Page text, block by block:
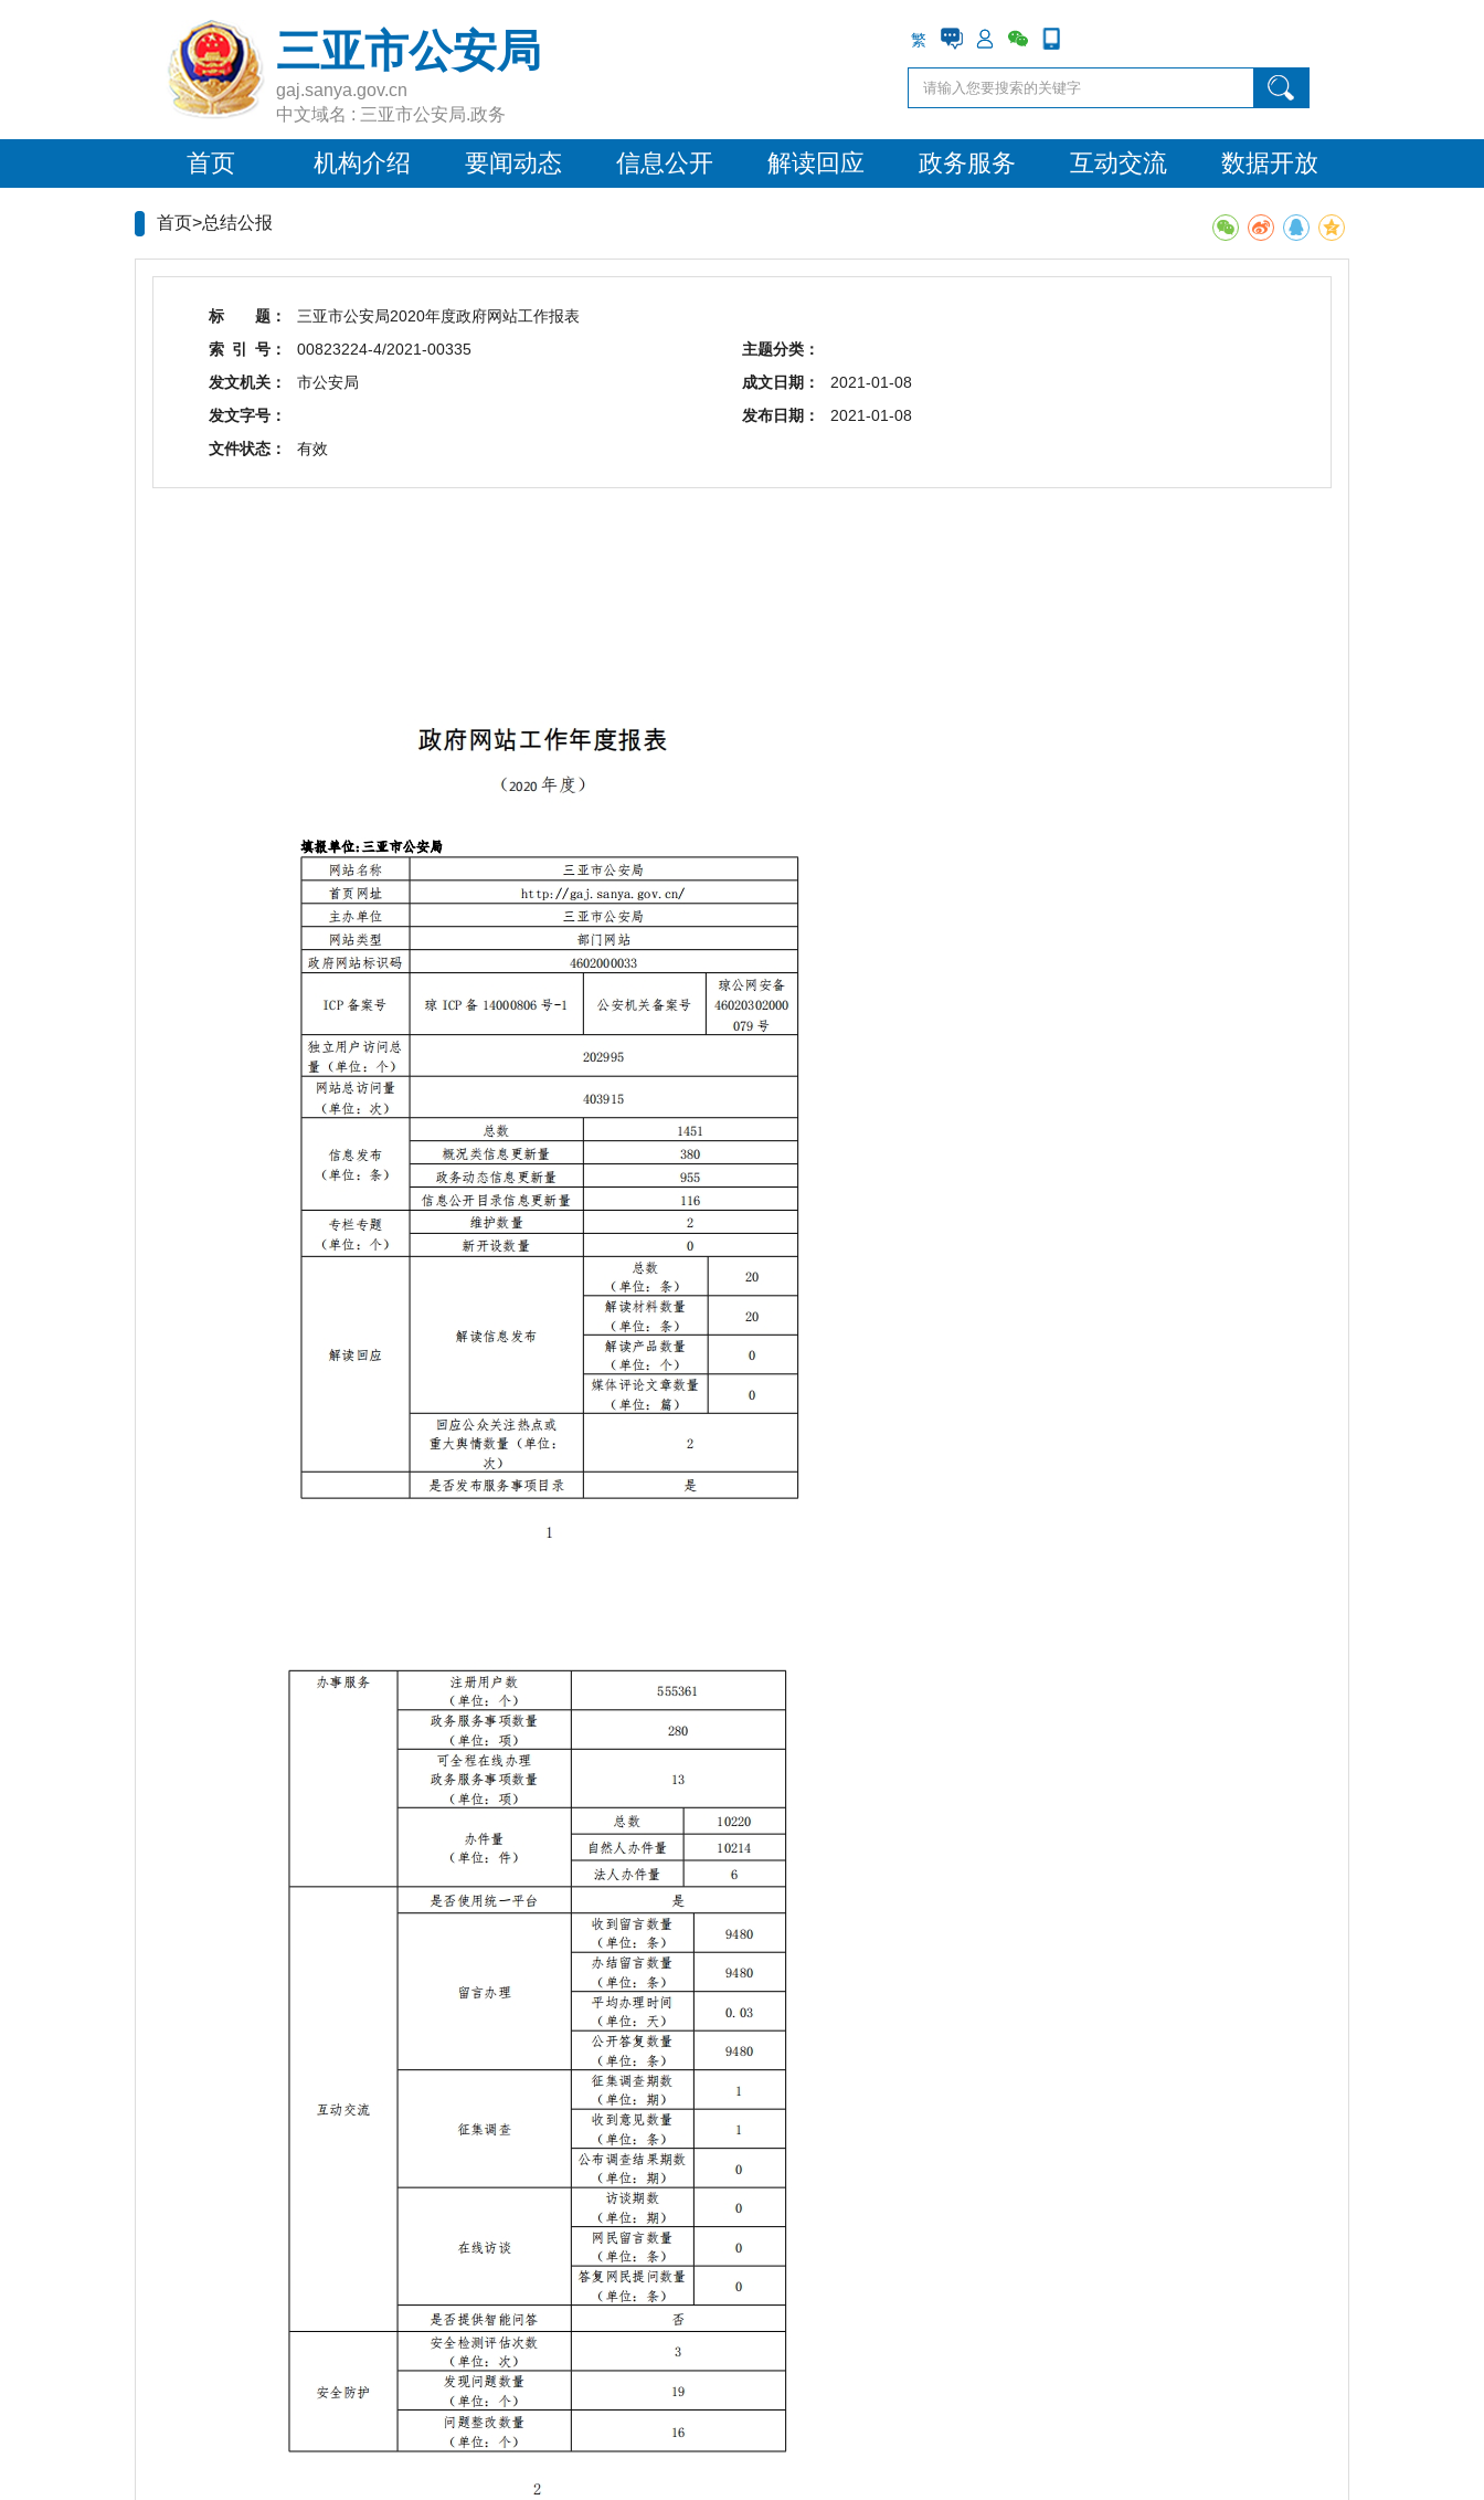
三亚市公安局
gaj.sanya.gov.cn
中文域名 : 三亚市公安局.政务
繁
首页 机构介绍 要闻动态 信息公开 解读回应 政务服务 互动交流 数据开放
首页>总结公报
标 题：
三亚市公安局2020年度政府网站工作报表
索 引 号：
00823224-4/2021-00335
主题分类：
发文机关：
市公安局 成文日期：
2021-01-08
发文字号：
发布日期：
2021-01-08
文件状态：
有效